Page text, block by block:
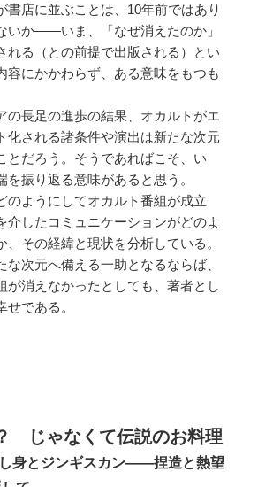
書店に並ぶことは、10年前ではあり
いか――いま、「なぜ消えたのか」
れる（との前提で出版される）とい
容にかかわらず、ある意味をもつも
長足の進歩の結果、オカルトがエ
化される諸条件や演出は新たな次元
とだろう。そうであればこそ、い
を振り返る意味があると思う。
ようにしてオカルト番組が成立
介したコミュニケーションがどのよ
、その経緯と現状を分析している。
な次元へ備える一助となるならば、
が消えなかったとしても、著者とし
である。
じゃなくて伝説のお料理
身とジンギスカン――捏造と熱望